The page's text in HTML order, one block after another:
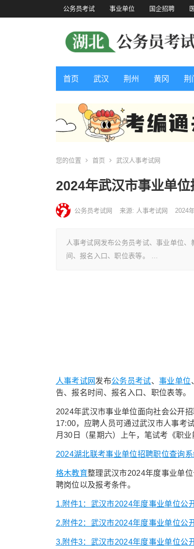
公务员考试 事业单位 国企招聘
首页 武汉 荆州 黄冈 荆
您的位置 首页 武汉人事考试网
2024年武汉市事业单
公务员考试网 来源: 人事考试网 2024
人事考试网发布公务员考试、事业单位
间、报名入口、职位表等。 …
人事考试网 发布公务员考试、事业单位
告、报名时间、报名入口、职位表等。
2024年武汉市事业单位面向社会公开
17:00，应聘人员可通过武汉市人事考
月30日（星期六）上午，笔试考《职
2024湖北联考事业单位招聘职位查询
格木教育整理武汉市2024年度事业单
聘岗位以及报考条件。
1.附件1：武汉市2024年度事业单位公
2.附件2：武汉市2024年度事业单位公
3.附件3：武汉市2024年度事业单位公